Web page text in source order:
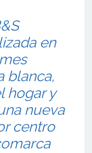
en
blanca,
hogar y
nueva
centro